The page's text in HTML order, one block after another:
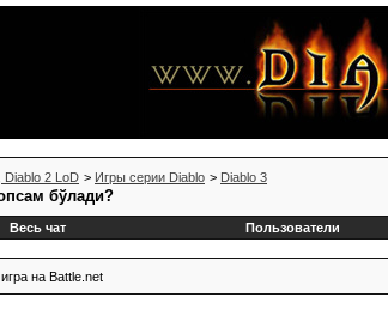
2 LoD > Игры серии Diablo > Diablo 3
бўлади?
Весь чат Пользователи
на Battle.net